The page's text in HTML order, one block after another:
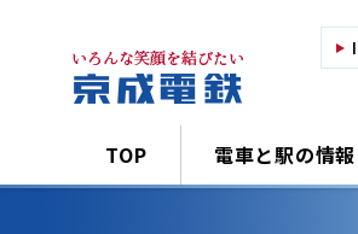
TOP 電車と駅の情報